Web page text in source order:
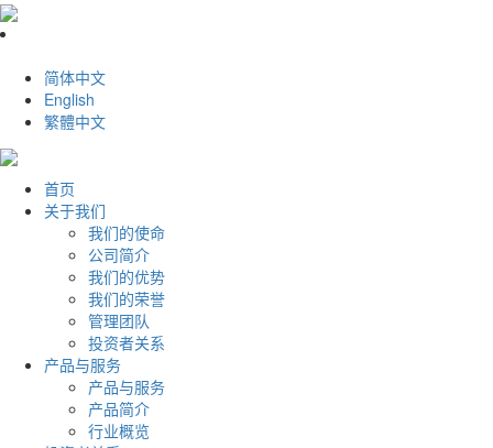
简体中文
English
繁體中文
首页
关于我们
我们的使命
公司简介
我们的优势
我们的荣誉
管理团队
投资者关系
产品与服务
产品与服务
产品简介
行业概览